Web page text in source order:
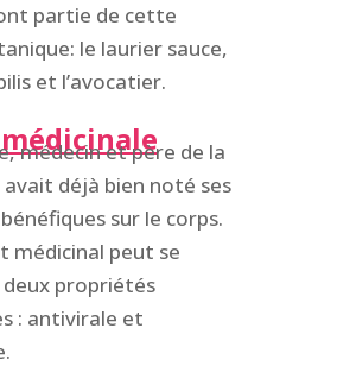
partie de cette
le laurier sauce,
et l’avocatier.
médecin et père de la
avait déjà bien noté ses
sur le corps.
médicinal peut se
propriétés
: antivirale et